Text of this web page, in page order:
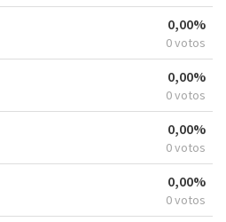
0,00%
0 votos
0,00%
0 votos
0,00%
0 votos
0,00%
0 votos